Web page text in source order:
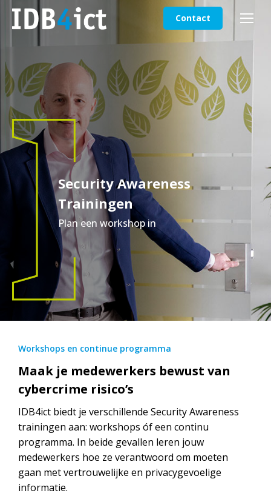
Contact
Security Awareness
Trainingen
Plan een workshop in
Workshops en continue programma
Maak je medewerkers bewust van
cybercrime risico’s
IDB4ict biedt je verschillende Security Awareness
trainingen aan: workshops óf een continu
programma. In beide gevallen leren jouw
medewerkers hoe ze verantwoord om moeten
gaan met vertrouwelijke en privacygevoelige
informatie.